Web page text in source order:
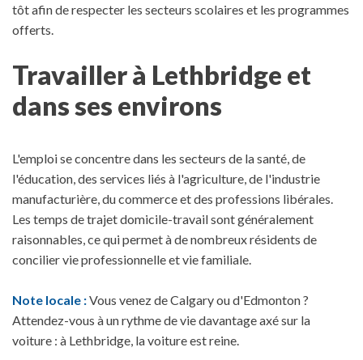
tôt afin de respecter les secteurs scolaires et les programmes
offerts.
Travailler à Lethbridge et
dans ses environs
L'emploi se concentre dans les secteurs de la santé, de
l'éducation, des services liés à l'agriculture, de l'industrie
manufacturière, du commerce et des professions libérales.
Les temps de trajet domicile-travail sont généralement
raisonnables, ce qui permet à de nombreux résidents de
concilier vie professionnelle et vie familiale.
Note locale :Vous venez de Calgary ou d'Edmonton ?
Attendez-vous à un rythme de vie davantage axé sur la
voiture : à Lethbridge, la voiture est reine.